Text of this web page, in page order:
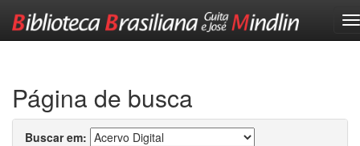
Página de busca
Buscar em: